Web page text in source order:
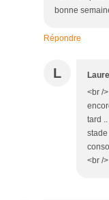
bonne
Répondre
L
<br /
tard
<br /